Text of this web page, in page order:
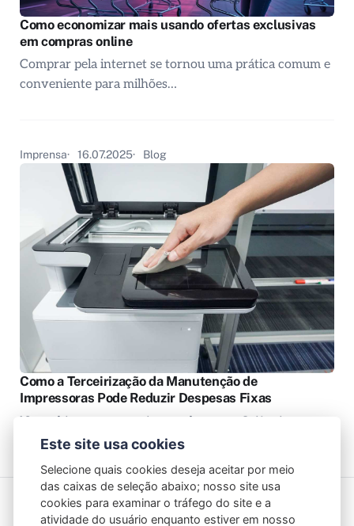
Como economizar mais usando ofertas exclusivas
em compras online
Comprar pela internet se tornou uma prática comum e
conveniente para milhões…
Imprensa 16.07.2025 Blog
Como a Terceirização da Manutenção de
Impressoras Pode Reduzir Despesas Fixas
No ambiente corporativo moderno, a eficiência
operacional e o controle de custos…
Subscribe to Mono
Este site usa cookies
Selecione quais cookies deseja aceitar por meio
das caixas de seleção abaixo; nosso site usa
cookies para examinar o tráfego do site e a
atividade do usuário enquanto estiver em nosso